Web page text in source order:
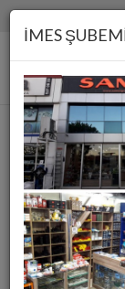
Elmas
İMES